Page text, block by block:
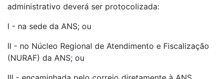
administrativo deverá ser protocolizada:
I - na sede da ANS; ou
II - no Núcleo Regional de Atendimento e Fiscalização
(NURAF) da ANS; ou